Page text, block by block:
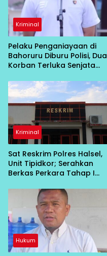
Kriminal
Pelaku Penganiayaan di
Bahoruru Diburu Polisi, Dua
Korban Terluka Senjata
Kriminal
Sat Reskrim Polres Halsel,
Unit Tipidkor; Serahkan
Berkas Perkara Tahap I
APBDES Desa Tobaru ke
Hukum